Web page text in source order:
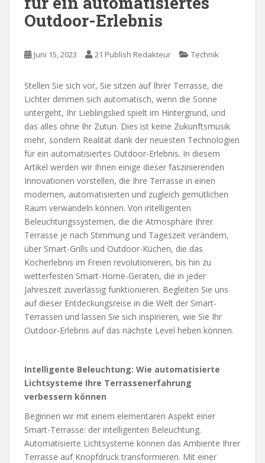
Outdoor-Erlebnis
Juni 15, 2023 21 Publish Redakteur Technik
Stellen Sie sich vor, Sie sitzen auf Ihrer Terrasse, die
Lichter dimmen sich automatisch, wenn die Sonne
untergeht, Ihr Lieblingslied spielt im Hintergrund, und
das alles ohne Ihr Zutun. Dies ist keine Zukunftsmusik
mehr, sondern Realität dank der neuesten Technologien
für ein automatisiertes Outdoor-Erlebnis. In diesem
Artikel werden wir Ihnen einige dieser faszinierenden
Innovationen vorstellen, die Ihre Terrasse in einen
modernen, automatisierten und zugleich gemütlichen
Raum verwandeln können. Von intelligenten
Beleuchtungssystemen, die die Atmosphäre Ihrer
Terrasse je nach Stimmung und Tageszeit verändern,
über Smart-Grills und Outdoor-Küchen, die das
Kocherlebnis im Freien revolutionieren, bis hin zu
wetterfesten Smart-Home-Geräten, die in jeder
Jahreszeit zuverlässig funktionieren. Begleiten Sie uns
auf dieser Entdeckungsreise in die Welt der Smart-
Terrassen und lassen Sie sich inspirieren, wie Sie Ihr
Outdoor-Erlebnis auf das nächste Level heben können.
Intelligente Beleuchtung: Wie automatisierte
Lichtsysteme Ihre Terrassenerfahrung
verbessern können
Beginnen wir mit einem elementaren Aspekt einer
Smart-Terrasse: der intelligenten Beleuchtung.
Automatisierte Lichtsysteme können das Ambiente Ihrer
Terrasse auf Knopfdruck transformieren. Mit einer